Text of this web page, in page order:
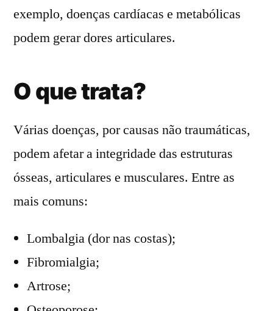
exemplo, doenças cardíacas e metabólicas
podem gerar dores articulares.
O que trata?
Várias doenças, por causas não traumáticas,
podem afetar a integridade das estruturas
ósseas, articulares e musculares. Entre as
mais comuns:
Lombalgia (dor nas costas);
Fibromialgia;
Artrose;